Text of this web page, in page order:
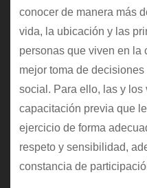
conocer de manera más
vida, la ubicación y las
personas que viven en la
mejor toma de
social. Para ello, las y los
capacitación previa que
ejercicio de forma
respeto y sensibilidad,
constancia de